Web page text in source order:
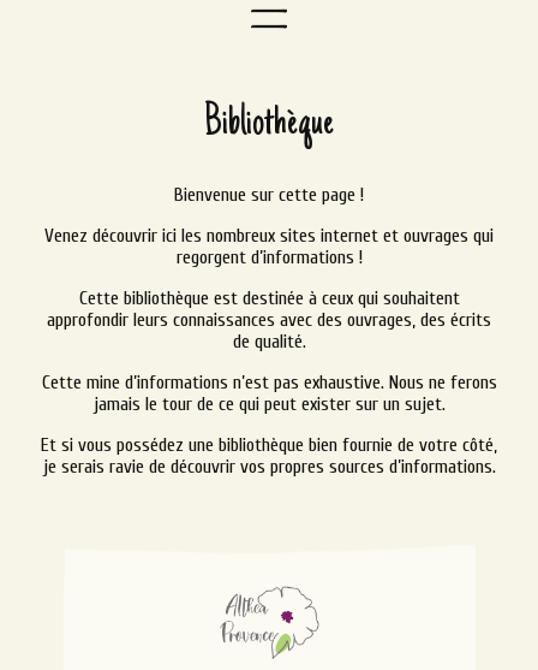
Bibliothèque
Bienvenue sur cette page !
Venez découvrir ici les nombreux sites internet et ouvrages qui
regorgent d’informations !
Cette bibliothèque est destinée à ceux qui souhaitent
approfondir leurs connaissances avec des ouvrages, des écrits
de qualité.
Cette mine d’informations n’est pas exhaustive. Nous ne ferons
jamais le tour de ce qui peut exister sur un sujet.
Et si vous possédez une bibliothèque bien fournie de votre côté,
je serais ravie de découvrir vos propres sources d’informations.